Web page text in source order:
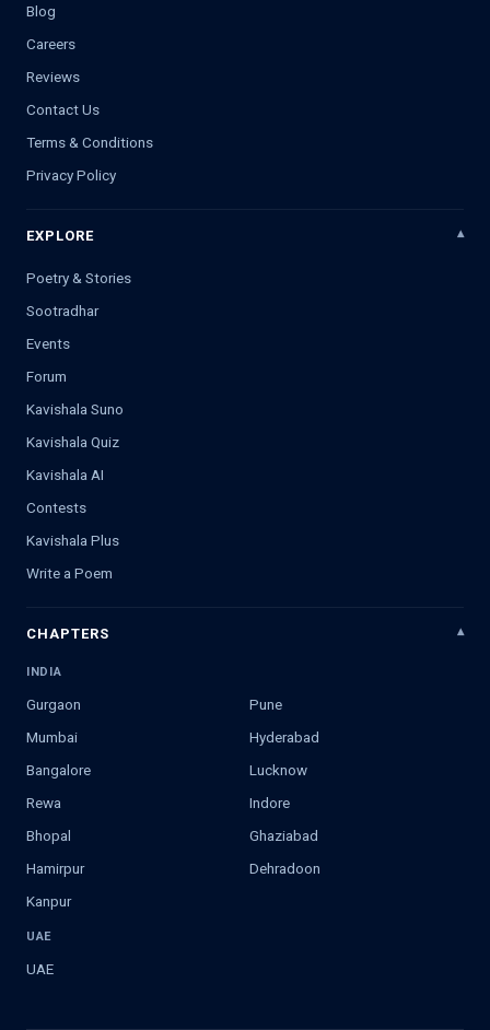
Blog
Careers
Reviews
Contact Us
Terms & Conditions
Privacy Policy
EXPLORE
Poetry & Stories
Sootradhar
Events
Forum
Kavishala Suno
Kavishala Quiz
Kavishala AI
Contests
Kavishala Plus
Write a Poem
CHAPTERS
INDIA
Gurgaon
Pune
Mumbai
Hyderabad
Bangalore
Lucknow
Rewa
Indore
Bhopal
Ghaziabad
Hamirpur
Dehradoon
Kanpur
UAE
UAE